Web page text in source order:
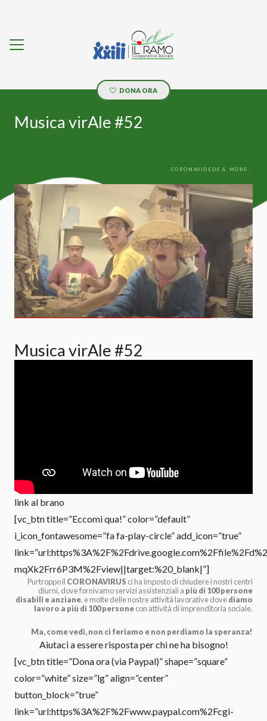
DONA ORA
Musica virAle #52
CORONAVIDEOS & MORE
Musica virAle #52
link al brano
[vc_btn title=”Eccomi qua!” color=”default”
i_icon_fontawesome=”fa fa-play-circle” add_icon=”true”
mqXk2Frr6P3M%2Fview||target:%20_blank|”]
Purtroppo il CORONAVIRUS ci ha imposto di chiudere i nostri centri
diurni, dove fornivamo servizi assistenziali a più di 100 persone
disabili e anziane, e molte delle nostre attività lavorative dovediamo
lavoro a più di 100 personecon attività di imprenditoria sociale.
Ma, come vedi, non ci feriamo e non perdiamo la speranza!
Aiutaci a essere risposta per chi ne ha bisogno!
[vc_btn title=”Dona ora (via Paypal)” shape=”square”
color=”white” size=”lg” align=”center”
button_block=”true”
link=”url:https%3A%2F%2Fwww.paypal.com%2Fcgi-